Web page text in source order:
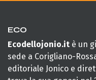
ECO
Ecodellojonio.it è un
sede a Corigliano-
editoriale Jonico e